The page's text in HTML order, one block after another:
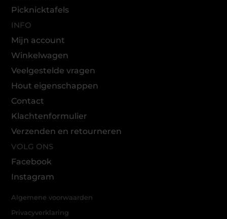
Picknicktafels
INFO
Mijn account
Winkelwagen
Veelgestelde vragen
Hout eigenschappen
Contact
Klachtenformulier
Verzenden en retourneren
VOLG ONS
Facebook
Instagram
Algemene voorwaarden
Privacyverklaring